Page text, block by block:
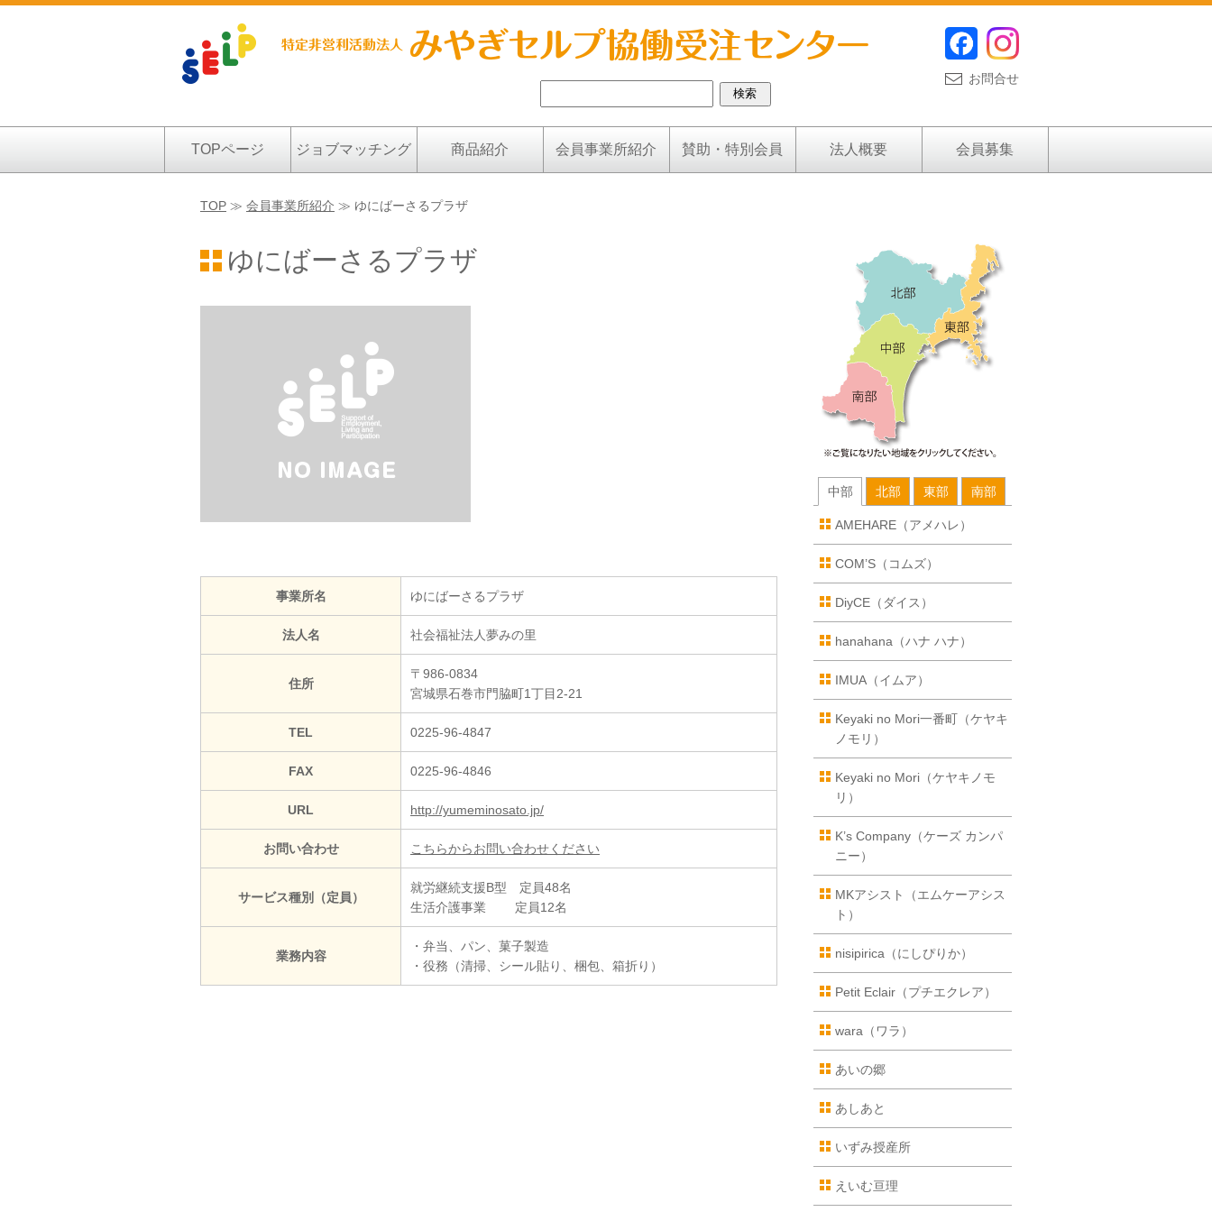
お問合せ
TOPページ ジョブマッチング 商品紹介 会員事業所紹介 賛助・特別会員 法人概要 会員募集
TOP ≫ 会員事業所紹介 ≫ ゆにばーさるプラザ
ゆにばーさるプラザ
事業所名 ゆにばーさるプラザ
法人名 社会福祉法人夢みの里
住所
〒986-0834
宮城県石巻市門脇町1丁目2-21
TEL 0225-96-4847
FAX 0225-96-4846
URL http://yumeminosato.jp/
お問い合わせ こちらからお問い合わせください
サービス種別（定員）
就労継続支援B型 定員48名
生活介護事業 定員12名
業務内容
・弁当、パン、菓子製造
・役務（清掃、シール貼り、梱包、箱折り）
中部 北部 東部 南部
AMEHARE（アメハレ）
COM’S（コムズ）
DiyCE（ダイス）
hanahana（ハナ ハナ）
IMUA（イムア）
Keyaki no Mori一番町（ケヤキ
ノモリ）
Keyaki no Mori（ケヤキノモ
リ）
K’s Company（ケーズ カンパ
ニー）
MKアシスト（エムケーアシス
ト）
nisipirica（にしぴりか）
Petit Eclair（プチエクレア）
wara（ワラ）
あいの郷
あしあと
いずみ授産所
えいむ亘理